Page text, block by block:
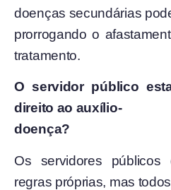
doenças secundárias
prorrogando o
tratamento.
O servidor público
direito ao auxílio-
doença?
Os servidores públicos
regras próprias, mas